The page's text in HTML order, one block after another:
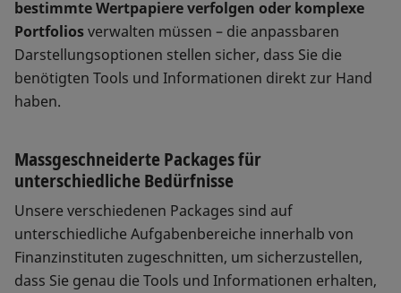
bestimmte Wertpapiere verfolgen oder komplexe
Portfoliosverwalten müssen – die anpassbaren
Darstellungsoptionen stellen sicher, dass Sie die
benötigten Tools und Informationen direkt zur Hand
haben.
Massgeschneiderte Packages für
unterschiedliche Bedürfnisse
Unsere verschiedenen Packages sind auf
unterschiedliche Aufgabenbereiche innerhalb von
Finanzinstituten zugeschnitten, um sicherzustellen,
dass Sie genau die Tools und Informationen erhalten,